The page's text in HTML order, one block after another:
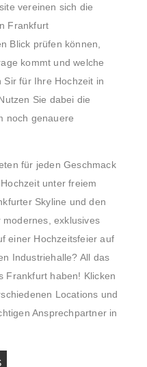
vereinen sich die
Frankfurt
Blick prüfen können,
kommt und welche
Sir für Ihre Hochzeit in
Sie dabei die
noch genauere
für jeden Geschmack
unter freiem
Skyline und den
exklusives
einer Hochzeitsfeier auf
Industriehalle? All das
Frankfurt haben! Klicken
Locations und
Ansprechpartner in